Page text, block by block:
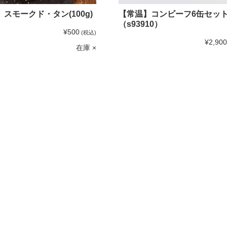
スモークド・タン(100g)
¥500 (税込)
在庫 ×
【常温】コンビーフ6缶セット
（s93910）
¥2,900